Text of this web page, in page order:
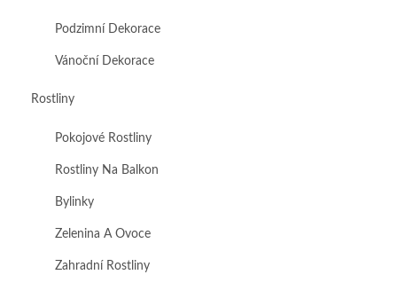
Podzimní Dekorace
Vánoční Dekorace
Rostliny
Pokojové Rostliny
Rostliny Na Balkon
Bylinky
Zelenina A Ovoce
Zahradní Rostliny